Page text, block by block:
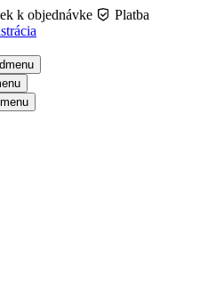
k objednávke
Platba